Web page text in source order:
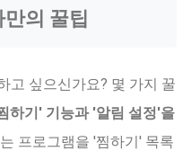
의 꿀팁
고 싶으신가요? 몇 가지 꿀
하기' 기능과 '알림 설정'을
프로그램을 '찜하기' 목록